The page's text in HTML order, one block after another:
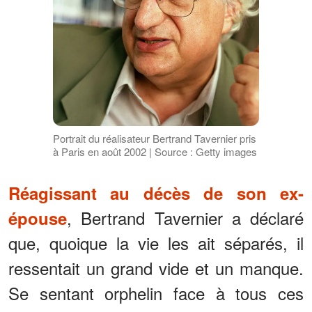
Portrait du réalisateur Bertrand Tavernier pris
à Paris en août 2002 | Source : Getty images
Réagissant au décès de son ex-
épouse, Bertrand Tavernier a déclaré
que, quoique la vie les ait séparés, il
ressentait un grand vide et un manque.
Se sentant orphelin face à tous ces